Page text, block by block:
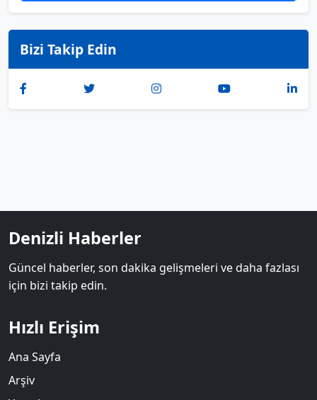
Bizi Takip Edin
Denizli Haberler
Güncel haberler, son dakika gelişmeleri ve daha fazlası
için bizi takip edin.
Hızlı Erişim
Ana Sayfa
Arşiv